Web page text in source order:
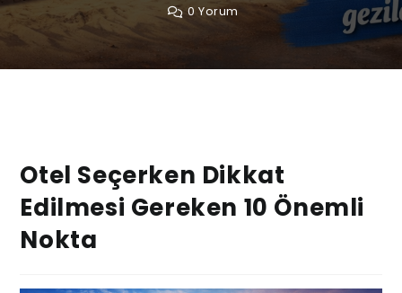
0 Yorum
Otel Seçerken Dikkat
Edilmesi Gereken 10 Önemli
Nokta